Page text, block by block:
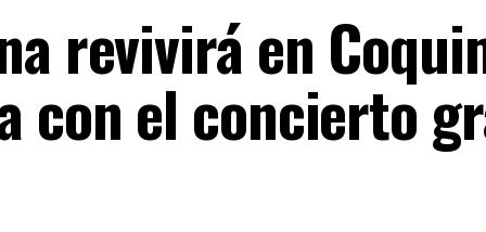
revivirá en
con el concierto